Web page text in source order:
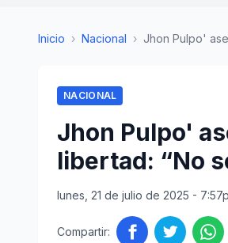
Inicio › Nacional › Jhon Pulpo'
NACIONAL
Jhon Pulpo'
libertad: “No
lunes, 21 de julio de 2025 -
Compartir: